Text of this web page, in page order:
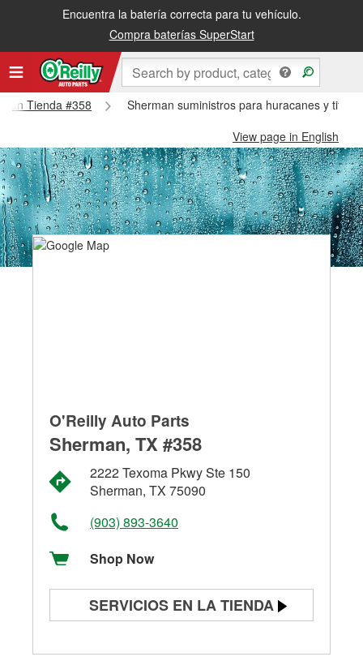
Encuentra la batería correcta para tu vehículo.
Compra baterías SuperStart
Tienda #358
Sherman suministros para huracanes y
View page in English
O'Reilly Auto Parts
Sherman, TX #358
2222 Texoma Pkwy Ste 150
Sherman, TX 75090
(903) 893-3640
Shop Now
SERVICIOS EN LA TIENDA